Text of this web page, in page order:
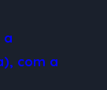
a
com a